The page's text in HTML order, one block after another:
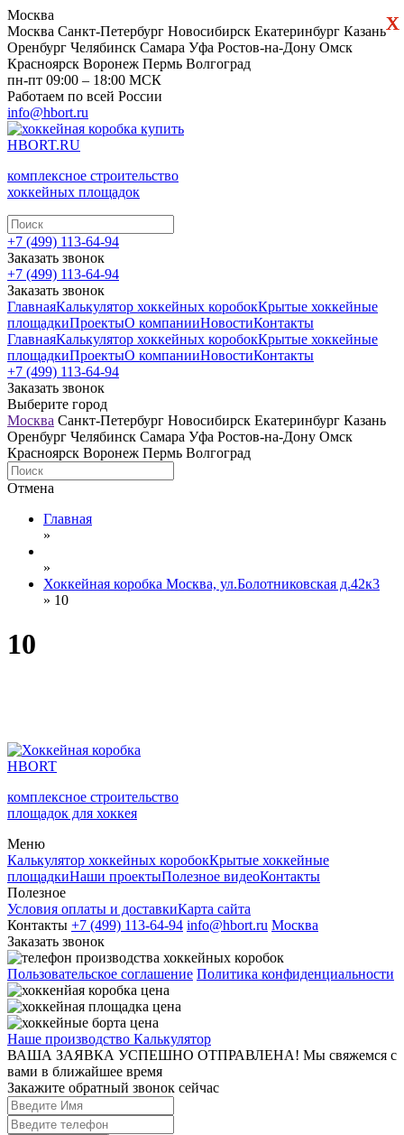
Москва
Москва Санкт-Петербург Новосибирск Екатеринбург Казань
Оренбург Челябинск Самара Уфа Ростов-на-Дону Омск
Красноярск Воронеж Пермь Волгоград
пн-пт 09:00 – 18:00 МСК
Работаем по всей России
info@hbort.ru
HBORT.RU
комплексное строительство
хоккейных площадок
+7 (499) 113-64-94
Заказать звонок
+7 (499) 113-64-94
Заказать звонок
ГлавнаяКалькулятор хоккейных коробокКрытые хоккейные
площадкиПроектыО компанииНовостиКонтакты
ГлавнаяКалькулятор хоккейных коробокКрытые хоккейные
площадкиПроектыО компанииНовостиКонтакты
+7 (499) 113-64-94
Заказать звонок
Выберите город
Москва Санкт-Петербург Новосибирск Екатеринбург Казань
Оренбург Челябинск Самара Уфа Ростов-на-Дону Омск
Красноярск Воронеж Пермь Волгоград
Отмена
Главная
»
»
Хоккейная коробка Москва, ул.Болотниковская д.42к3
» 10
10
HBORT
комплексное строительство
площадок для хоккея
Меню
Калькулятор хоккейных коробокКрытые хоккейные
площадкиНаши проектыПолезное видеоКонтакты
Полезное
Условия оплаты и доставкиКарта сайта
Контакты +7 (499) 113-64-94 info@hbort.ru Москва
Заказать звонок
Пользовательское соглашение Политика конфиденциальности
Наше производство Калькулятор
ВАША ЗАЯВКА УСПЕШНО ОТПРАВЛЕНА! Мы свяжемся с
вами в ближайшее время
Закажите обратный звонок сейчас
х
х